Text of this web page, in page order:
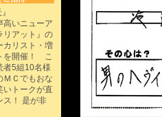
高いニューア
リアット』の
カリスト・増
を開催！ こ
者5組10名様
ＭＣでもおな
いトークが直
ス！ 是が非